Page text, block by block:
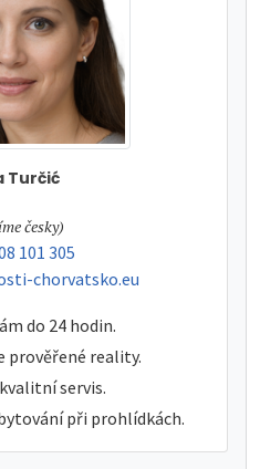
Turčić
česky)
101 305
chorvatsko.eu
do 24 hodin.
prověřené reality.
servis.
při prohlídkách.